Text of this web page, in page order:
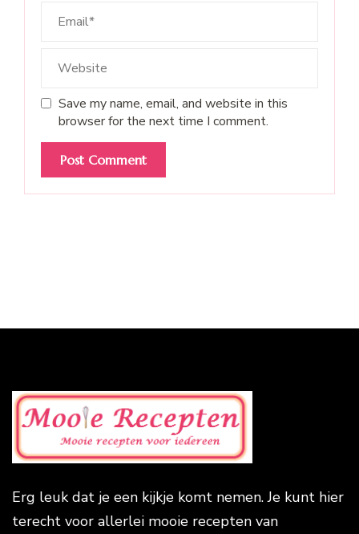
Save my name, email, and website in this
browser for the next time I comment.
Erg leuk dat je een kijkje komt nemen. Je kunt hier
terecht voor allerlei mooie recepten van